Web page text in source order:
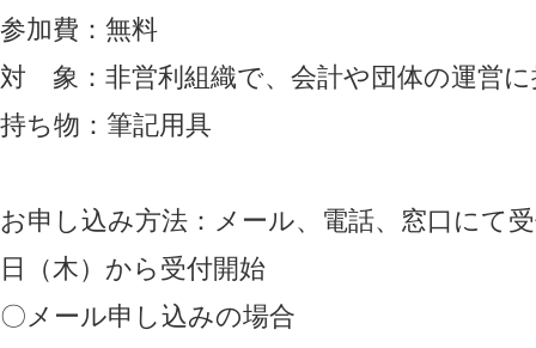
参加費：無料
対 象：非営利組織で、会計や団体の運営
持ち物：筆記用具
お申し込み方法：メール、電話、窓口にて
日（木）から受付開始
〇メール申し込みの場合